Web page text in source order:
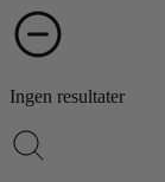
Ingen resultater